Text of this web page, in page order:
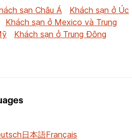
sạn Châu Á
Khách sạn ở Úc
Khách sạn ở Mexico và Trung
Khách sạn ở Trung Đông
日本語Français